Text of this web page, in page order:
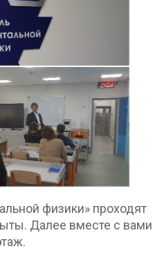
физики» проходят
Далее вместе с вами